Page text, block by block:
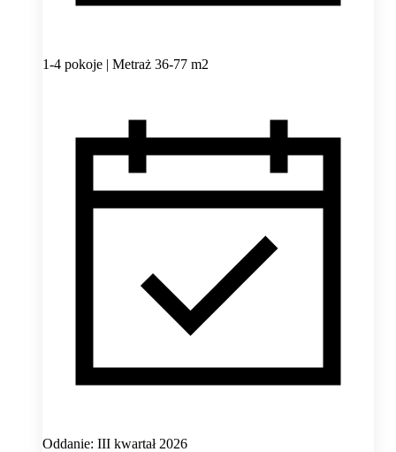
1-4 pokoje | Metraż 36-77 m2
Oddanie: III kwartał 2026